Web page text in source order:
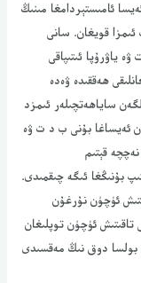
ئامىستېردامغا مىنىڭ
ئىمزا قويغان. سانى
ۋە ياۋرۇپا ئىتىپاقى
ھەققىدە ۋەدە
ساياھەتچىلەر ئىمزد
ئەيساغا بۇنى ب د ت ۋە
قېتىم
بۇنىڭغا ئىگە چىقمىدى.
ئۈچۈن نۇرغۇن
تاقىتىش ئۈچۈن توپلىغان
بولسا دوق نىڭ مەقسىدى